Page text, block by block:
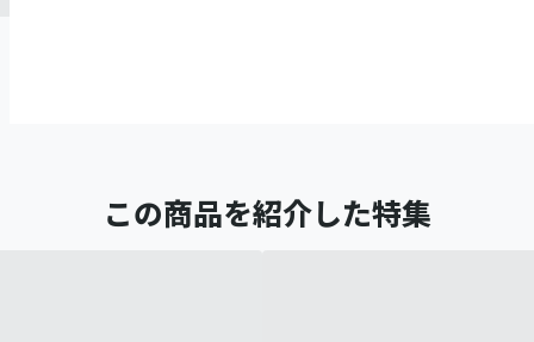
この商品を紹介した特集